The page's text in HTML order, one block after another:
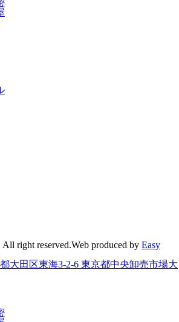
right reserved.Web produced by Easy